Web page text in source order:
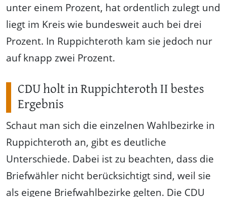
unter einem Prozent, hat ordentlich zulegt und
liegt im Kreis wie bundesweit auch bei drei
Prozent. In Ruppichteroth kam sie jedoch nur
auf knapp zwei Prozent.
CDU holt in Ruppichteroth II bestes
Ergebnis
Schaut man sich die einzelnen Wahlbezirke in
Ruppichteroth an, gibt es deutliche
Unterschiede. Dabei ist zu beachten, dass die
Briefwähler nicht berücksichtigt sind, weil sie
als eigene Briefwahlbezirke gelten. Die CDU